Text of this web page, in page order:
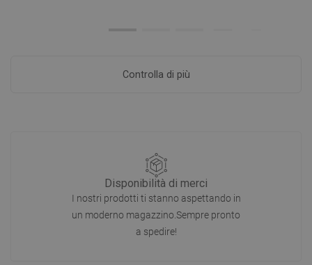
Controlla di più
Disponibilità di merci
I nostri prodotti ti stanno aspettando in
un moderno magazzino.Sempre pronto
a spedire!